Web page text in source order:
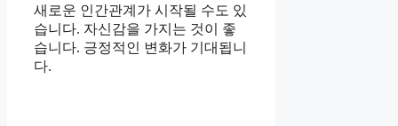
새로운 인간관계가 시작될 수도 있
습니다. 자신감을 가지는 것이 좋
습니다. 긍정적인 변화가 기대됩니
다.